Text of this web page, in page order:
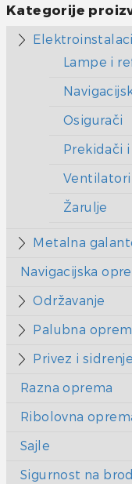
Kategorije
Lampe i
Osigurači
Prekidači
Ventilatori
Žarulje
Metalna
Navigacijska
Održavanje
Palubna
Privez i sidrenje
Razna oprema
Ribolovna
Sajle
Sigurnost na